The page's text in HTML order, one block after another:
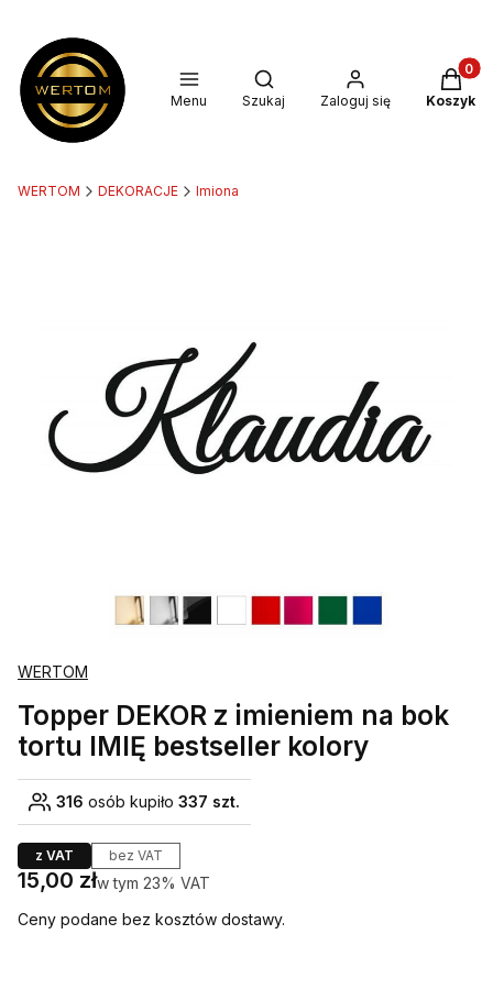
Menu
Otwórz wyszukiwarkę
Szukaj Zaloguj się Koszyk
WERTOM DEKORACJE Imiona
WERTOM
Topper DEKOR z imieniem na bok
tortu IMIĘ bestseller kolory
316 osób kupiło 337 szt.
z VAT bez VAT
Cena
15,00 złw tym 23% VAT
w tym 23% VAT
Ceny podane bez kosztów dostawy.